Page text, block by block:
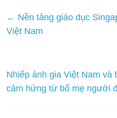
← Nền tảng giáo dục
Việt Nam
Nhiếp ảnh gia Việt Nam
cảm hứng từ bố mẹ người